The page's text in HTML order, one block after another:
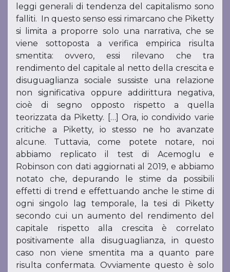
leggi generali di tendenza del capitalismo sono
falliti. In questo senso essi rimarcano che Piketty
si limita a proporre solo una narrativa, che se
viene sottoposta a verifica empirica risulta
smentita: ovvero, essi rilevano che tra
rendimento del capitale al netto della crescita e
disuguaglianza sociale sussiste una relazione
non significativa oppure addirittura negativa,
cioè di segno opposto rispetto a quella
teorizzata da Piketty. […] Ora, io condivido varie
critiche a Piketty, io stesso ne ho avanzate
alcune. Tuttavia, come potete notare, noi
abbiamo replicato il test di Acemoglu e
Robinson con dati aggiornati al 2019, e abbiamo
notato che, depurando le stime da possibili
effetti di trend e effettuando anche le stime di
ogni singolo lag temporale, la tesi di Piketty
secondo cui un aumento del rendimento del
capitale rispetto alla crescita è correlato
positivamente alla disuguaglianza, in questo
caso non viene smentita ma a quanto pare
risulta confermata. Ovviamente questo è solo